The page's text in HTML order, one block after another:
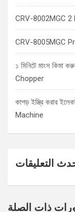
CRV-8002MGC
CRV-8005MGC
১ মিনিটে মাংস
Chopper
কাপড় ইস্ত্রি করার
Machine
التعليقات
ذات الصلة